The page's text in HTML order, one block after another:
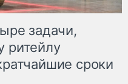
задачи,
ритейлу
сроки